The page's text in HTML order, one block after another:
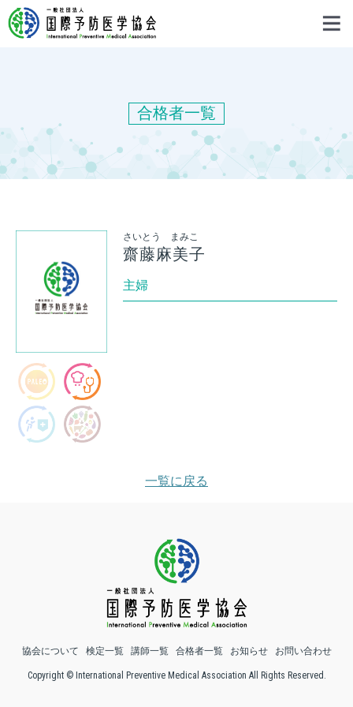
合格者一覧
さいとう まみこ
齋藤麻美子
主婦
一覧に戻る
協会について 検定一覧 講師一覧 合格者一覧 お知らせ お問い合わせ
Copyright © International Preventive Medical Association All Rights Reserved.